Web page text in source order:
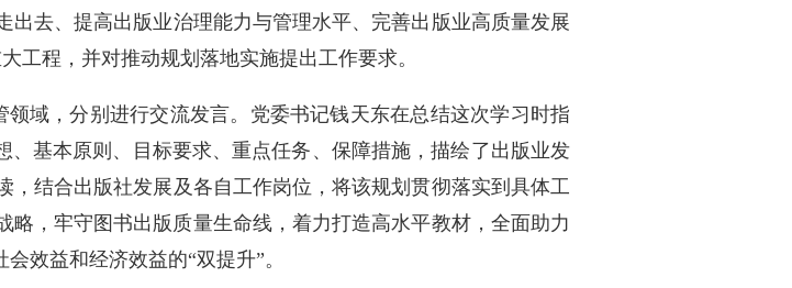
去、提高出版业治理能力与管理水平、完善出版业高质量发展
工程，并对推动规划落地实施提出工作要求。
域，分别进行交流发言。党委书记钱天东在总结这次学习时指
、基本原则、目标要求、重点任务、保障措施，描绘了出版业发
结合出版社发展及各自工作岗位，将该规划贯彻落实到具体工
略，牢守图书出版质量生命线，着力打造高水平教材，全面助力
效益和经济效益的“双提升”。